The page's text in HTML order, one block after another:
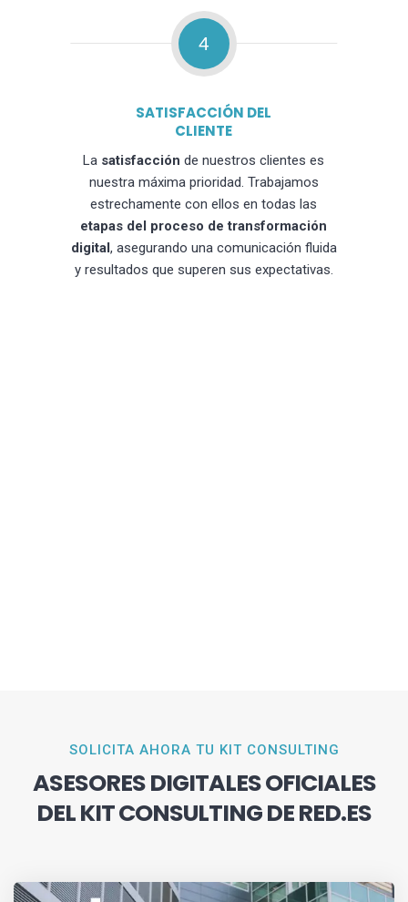
4
SATISFACCIÓN DEL
CLIENTE
La satisfacción de nuestros clientes es
nuestra máxima prioridad. Trabajamos
estrechamente con ellos en todas las
etapas del proceso de transformación
digital, asegurando una comunicación fluida
y resultados que superen sus expectativas.
SOLICITA AHORA TU KIT CONSULTING
ASESORES DIGITALES OFICIALES
DEL KIT CONSULTING DE RED.ES